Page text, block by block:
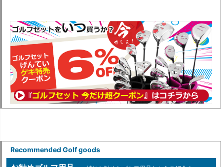
Recommended Golf goods